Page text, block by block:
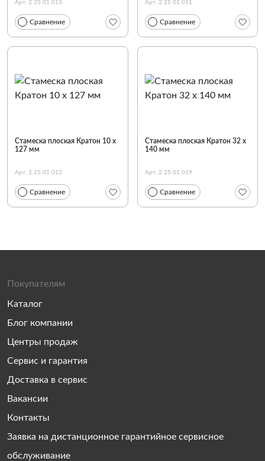
Арт. 2 25 01 013
Сравнение
Арт. 2 25 01 011
Сравнение
Стамеска плоская Кратон 10 х
127 мм
Арт. 2 25 01 012
Сравнение
Стамеска плоская Кратон 32 х
140 мм
Арт. 2 25 01 019
Сравнение
Покупателям
Каталог
Блог компании
Центры продаж
Сервис и гарантия
Доставка в сервис
Вакансии
Контакты
Заявка на дистанционное гарантийное сервисное
обслуживание